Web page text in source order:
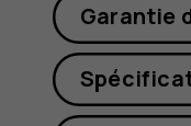
Garantie